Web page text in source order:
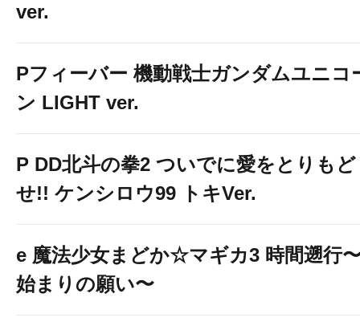
ver.
Pフィーバー 機動戦士ガンダムユニコ
ン LIGHT ver.
P DD北斗の拳2 ついでに愛をとりもど
せ!! ケンシロウ99 トキVer.
e 魔法少女まどか☆マギカ3 時間遡行
始まりの願い〜